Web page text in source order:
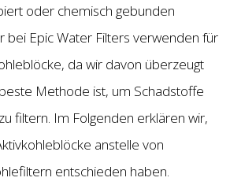
oder chemisch gebunden
bei Epic Water Filters verwenden für
da wir davon überzeugt
Methode ist, um Schadstoffe
filtern. Im Folgenden erklären wir,
anstelle von
entschieden haben.